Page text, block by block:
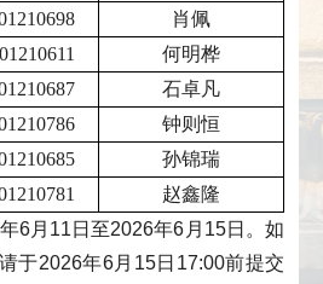
肖佩
何明桦
石卓凡
钟则恒
孙锦瑞
赵鑫隆
6月11日至2026年6月15日。如
于2026年6月15日17:00前提交